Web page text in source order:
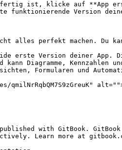
fertig ist, klicke auf **App
funktionierende Version
alles perfekt machen. Du
erste Version deiner App.
kann Diagramme,
Formularen und
qmilNrRqbQM7S9zGreuK"
with GitBook.
Learn more at